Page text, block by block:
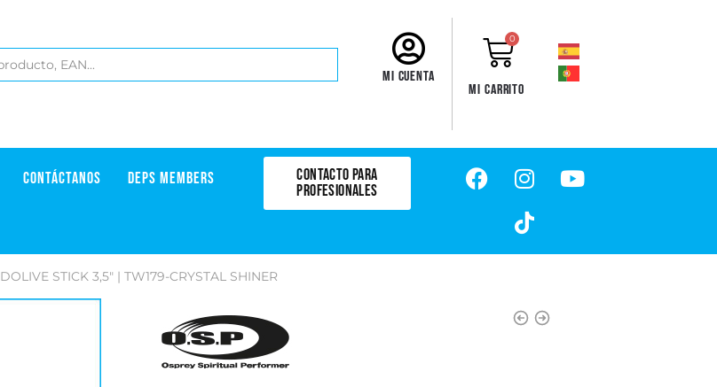
Mi cuenta
0
Mi carrito
CONTÁCTANOS DEPS MEMBERS
CONTACTO PARA
PROFESIONALES
DOLIVE STICK 3,5" | TW179-CRYSTAL SHINER